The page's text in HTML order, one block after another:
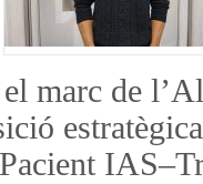
marc de